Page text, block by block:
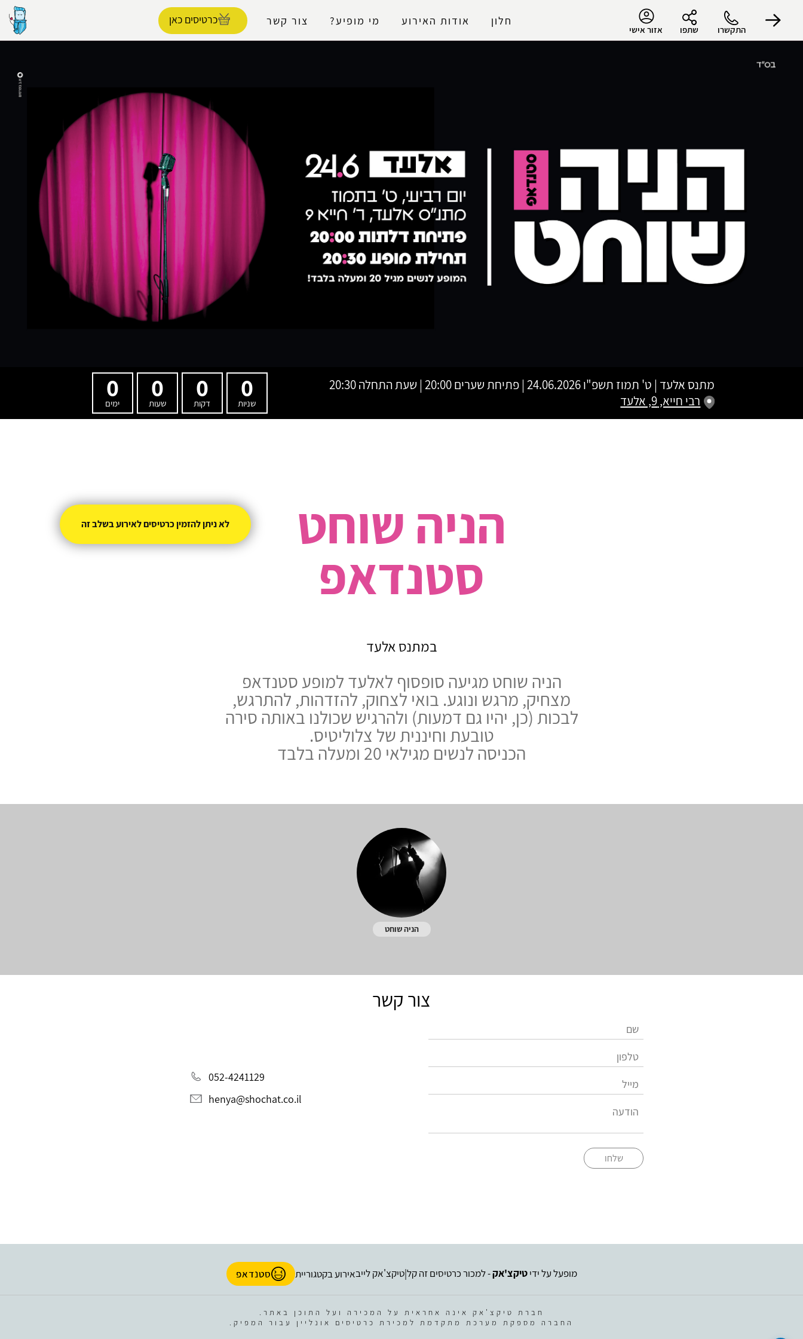
התקשרו שתפו אזור אישי
חלון אודות האירוע מי מופיע? צור קשר כרטיסים כאן
הפרופיל שלי
התנתק
מתנס אלעד | ט' תמוז תשפ"ו24.06.2026 | פתיחת שערים 20:00 | שעת התחלה 20:30
רבי חייא, 9, אלעד
0
שניות
0
דקות
0
שעות
0
ימים
הניה שוחט
סטנדאפ
במתנס אלעד
הניה שוחט מגיעה סופסוף לאלעד למופע סטנדאפ
מצחיק, מרגש ונוגע. בואי לצחוק, להזדהות, להתרגש,
לבכות (כן, יהיו גם דמעות) ולהרגיש שכולנו באותה סירה
טובעת וחיננית של צלוליטיס.
הכניסה לנשים מגילאי 20 ומעלה בלבד
הניה שוחט
צור קשר
שלחו
052-4241129
henya@shochat.co.il
מופעל על ידיטיקצ'אק- למכור כרטיסים זה קל|טיקצ'אק לייבאירוע בקטגוריית סטנדאפ
חברת טיקצ'אק אינה אחראית על המכירה ועל התוכן באתר.
החברה מספקת מערכת מתקדמת למכירת כרטיסים אונליין עבור המפיק.
לא ניתן להזמין כרטיסים לאירוע בשלב זה